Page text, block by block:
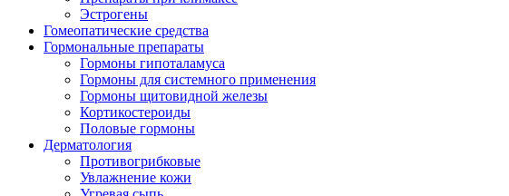
Эстрогены
Гомеопатические средства
Гормональные препараты
Гормоны гипоталамуса
Гормоны для системного применения
Гормоны щитовидной железы
Кортикостероиды
Половые гормоны
Дерматология
Противогрибковые
Увлажнение кожи